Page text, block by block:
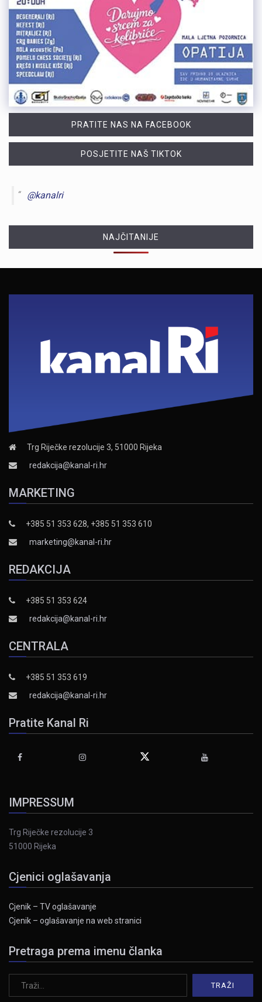
PRATITE NAS NA FACEBOOK
POSJETITE NAŠ TIKTOK
@kanalri
NAJČITANIJE
Trg Riječke rezolucije 3, 51000 Rijeka
redakcija@kanal-ri.hr
MARKETING
+385 51 353 628, +385 51 353 610
marketing@kanal-ri.hr
REDAKCIJA
+385 51 353 624
redakcija@kanal-ri.hr
CENTRALA
+385 51 353 619
redakcija@kanal-ri.hr
Pratite Kanal Ri
IMPRESSUM
Trg Riječke rezolucije 3
51000 Rijeka
Cjenici oglašavanja
Cjenik – TV oglašavanje
Cjenik – oglašavanje na web stranici
Pretraga prema imenu članka